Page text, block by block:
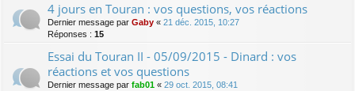
4 jours en Touran : vos questions, vos réactions
Dernier message par Gaby « 21 déc. 2015, 10:27
Réponses : 15
Essai du Touran II - 05/09/2015 - Dinard : vos
réactions et vos questions
Dernier message par fab01 « 29 oct. 2015, 08:41